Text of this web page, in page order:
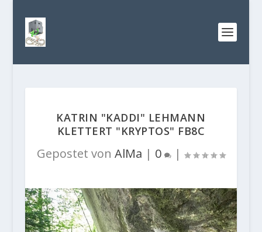
KATRIN "KADDI" LEHMANN
KLETTERT "KRYPTOS" FB8C
Gepostet von AlMa | 0 |